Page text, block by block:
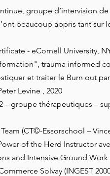
groupe d’intervision
beaucoup appris tant
- eCornell University,
trauma informed
et traiter le Burn out
Levine , 2020
– groupe thérapeutiques –
(CT©-Essorschool –
of the Herd Instructor
and Intensive Ground
Solvay (INGEST